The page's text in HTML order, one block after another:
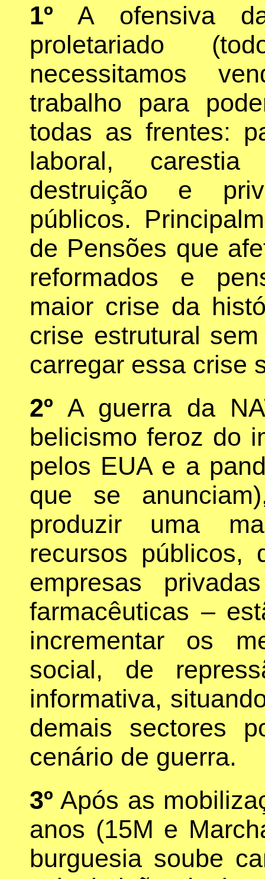
1º A ofensiva
proletariado
necessitamos
trabalho para
todas as frentes:
laboral,
destruição e
públicos.
de Pensões que
reformados e
maior crise da
crise estrutural
carregar essa crise
2º A guerra da
belicismo feroz do
pelos EUA e a
que se
produzir uma
recursos públicos,
empresas
farmacêuticas –
incrementar os
social, de
informativa,
demais sectores
cenário de guerra.
3º Após as
anos (15M e
burguesia soube